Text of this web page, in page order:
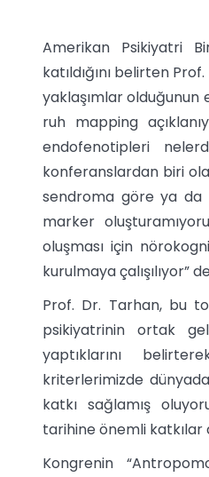
Amerikan Psikiyatri
katıldığını belirten
yaklaşımlar olduğunun
ruh mapping
endofenotipleri
konferanslardan biri
sendroma göre ya da
marker
oluşması için
kurulmaya çalışılıyor”
Prof. Dr. Tarhan, bu
psikiyatrinin ortak
yaptıklarını
kriterlerimizde
katkı sağlamış
tarihine önemli katkılar
Kongrenin